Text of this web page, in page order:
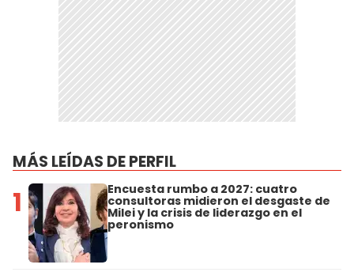
MÁS LEÍDAS DE PERFIL
1 Encuesta rumbo a 2027: cuatro
consultoras midieron el desgaste de
Milei y la crisis de liderazgo en el
peronismo